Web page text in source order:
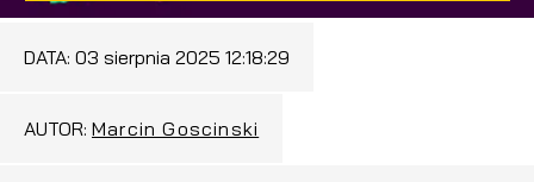
DATA: 03 sierpnia 2025 12:18:29
AUTOR: Marcin Goscinski